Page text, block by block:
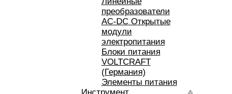
преобразователи
AC-DC Открытые
модули
электропитания
Блоки питания
VOLTCRAFT
(Германия)
Элементы питания